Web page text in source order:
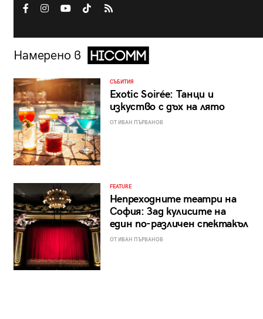
Намерено в
СЪБИТИЯ
Exotic Soirée: Танци и
изкуство с дъх на лято
ОТ ИВАН ПЪРВАНОВ
FEATURE
Непреходните театри на
София: Зад кулисите на
един по-различен спектакъл
ОТ ИВАН ПЪРВАНОВ